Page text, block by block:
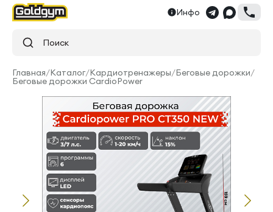
Инфо
Поиск
Главная/Каталог/Кардиотренажеры/Беговые дорожки/
Беговые дорожки CardioPower